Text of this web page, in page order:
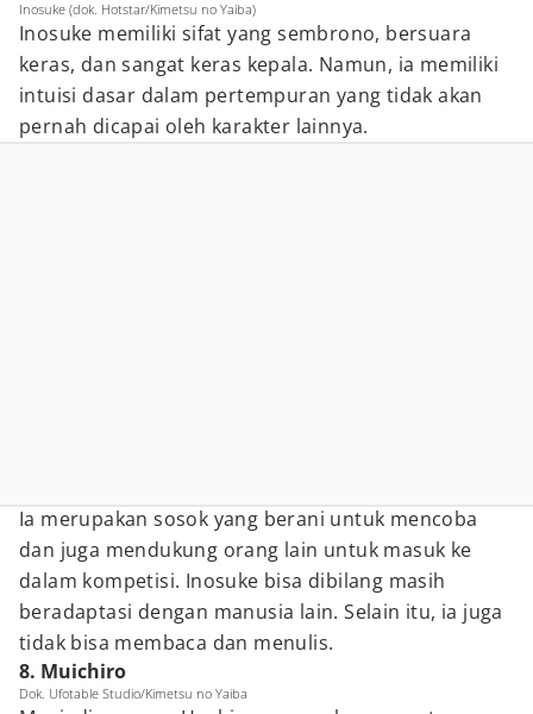
Inosuke (dok. Hotstar/Kimetsu no Yaiba)
Inosuke memiliki sifat yang sembrono, bersuara
keras, dan sangat keras kepala. Namun, ia memiliki
intuisi dasar dalam pertempuran yang tidak akan
pernah dicapai oleh karakter lainnya.
Ia merupakan sosok yang berani untuk mencoba
dan juga mendukung orang lain untuk masuk ke
dalam kompetisi. Inosuke bisa dibilang masih
beradaptasi dengan manusia lain. Selain itu, ia juga
tidak bisa membaca dan menulis.
8. Muichiro
Dok. Ufotable Studio/Kimetsu no Yaiba